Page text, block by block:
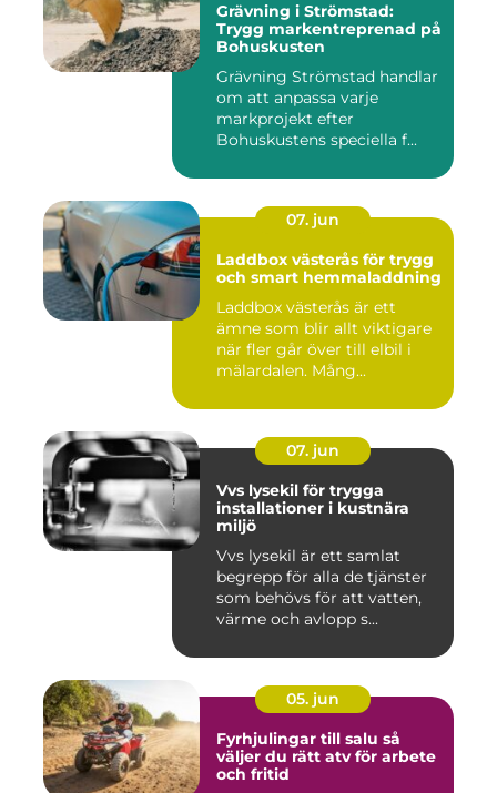
Grävning i Strömstad:
Trygg markentreprenad på
Bohuskusten
Grävning Strömstad handlar
om att anpassa varje
markprojekt efter
Bohuskustens speciella f...
07. jun
Laddbox västerås för trygg
och smart hemmaladdning
Laddbox västerås är ett
ämne som blir allt viktigare
när fler går över till elbil i
mälardalen. Mång...
07. jun
Vvs lysekil för trygga
installationer i kustnära
miljö
Vvs lysekil är ett samlat
begrepp för alla de tjänster
som behövs för att vatten,
värme och avlopp s...
05. jun
Fyrhjulingar till salu så
väljer du rätt atv för arbete
och fritid